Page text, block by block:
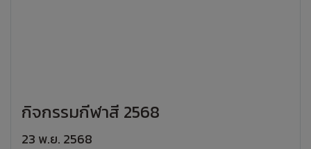
กิจกรรมกีฬาสี 2568
23 พ.ย. 2568